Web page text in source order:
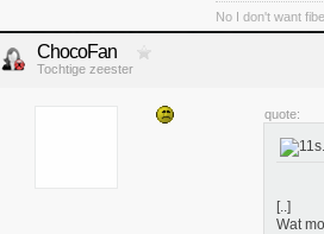
No I don't want
ChocoFan
Tochtige zeester
quote:
[..]
Wat